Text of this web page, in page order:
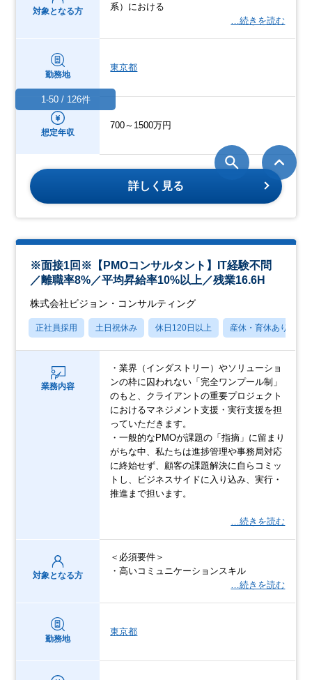
対象となる方
系）における
…続きを読む
勤務地
東京都
想定年収
700～1500万円
詳しく見る
※面接1回※【PMOコンサルタント】IT経験不問
／離職率8%／平均昇給率10%以上／残業16.6H
株式会社ビジョン・コンサルティング
正社員採用 土日祝休み 休日120日以上 産休・育休あり
業務内容
・業界（インダストリー）やソリューショ
ンの枠に囚われない「完全ワンプール制」
のもと、クライアントの重要プロジェクト
におけるマネジメント支援・実行支援を担
っていただきます。
・一般的なPMOが課題の「指摘」に留まり
がちな中、私たちは進捗管理や事務局対応
に終始せず、顧客の課題解決に自らコミッ
トし、ビジネスサイドに入り込み、実行・
推進まで担います。
…続きを読む
対象となる方
＜必須要件＞
・高いコミュニケーションスキル
…続きを読む
勤務地
東京都
1-50 / 126件